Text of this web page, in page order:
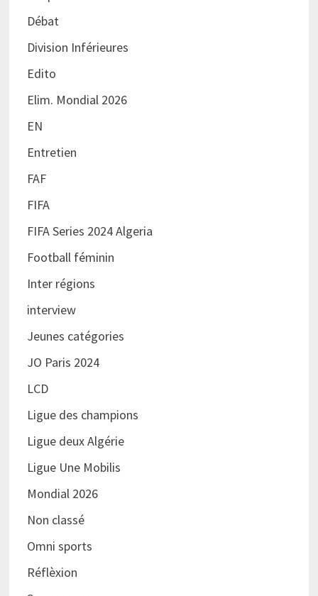
Débat
Division Inférieures
Edito
Elim. Mondial 2026
EN
Entretien
FAF
FIFA
FIFA Series 2024 Algeria
Football féminin
Inter régions
interview
Jeunes catégories
JO Paris 2024
LCD
Ligue des champions
Ligue deux Algérie
Ligue Une Mobilis
Mondial 2026
Non classé
Omni sports
Réflèxion